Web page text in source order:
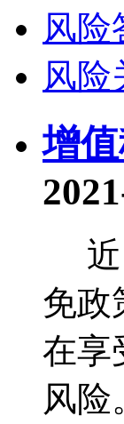
风险
风险
增
近
免政
在享
风